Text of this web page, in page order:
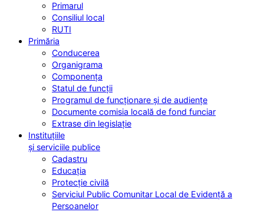
Primarul
Consiliul local
RUTI
Primăria
Conducerea
Organigrama
Componența
Statul de funcții
Programul de funcționare și de audiențe
Documente comisia locală de fond funciar
Extrase din legislație
Instituțiile
și serviciile publice
Cadastru
Educația
Protecție civilă
Serviciul Public Comunitar Local de Evidență a
Persoanelor